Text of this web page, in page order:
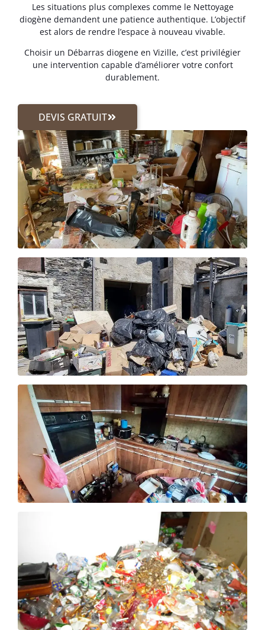
Les situations plus complexes comme le Nettoyage
diogène demandent une patience authentique. L’objectif
est alors de rendre l’espace à nouveau vivable.
Choisir un Débarras diogene en Vizille, c’est privilégier
une intervention capable d’améliorer votre confort
durablement.
DEVIS GRATUIT